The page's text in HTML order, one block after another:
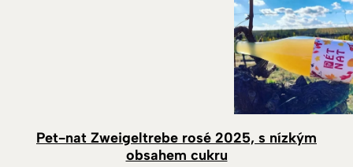
Pet-nat Zweigeltrebe rosé 2025, s nízkým
obsahem cukru